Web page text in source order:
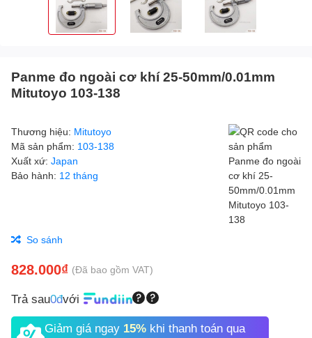
Panme đo ngoài cơ khí 25-50mm/0.01mm
Mitutoyo 103-138
Thương hiệu: Mitutoyo
Mã sản phẩm: 103-138
Xuất xứ: Japan
Bảo hành: 12 tháng
So sánh
828.000₫ (Đã bao gồm VAT)
Trả sau0đvới
Giảm giá ngay 15%khi thanh toán qua